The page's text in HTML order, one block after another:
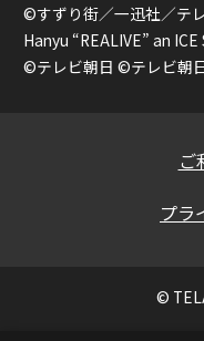
©すずり街／一迅社／テ
Hanyu “REALIVE” an
©テレビ朝日 ©テレビ朝
ご
プラ
©